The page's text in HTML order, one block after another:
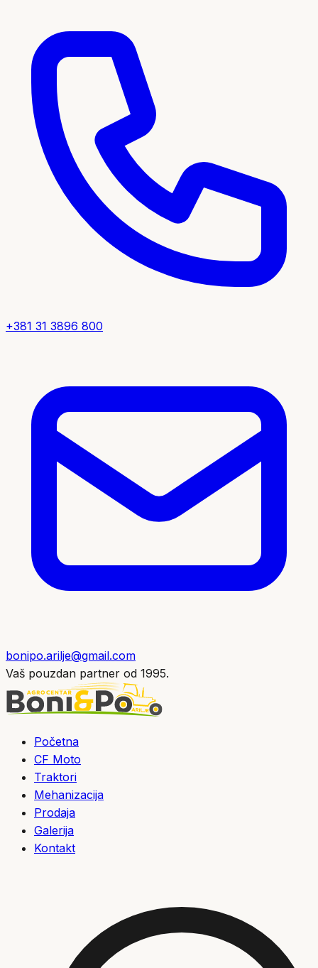
+381 31 3896 800
bonipo.arilje@gmail.com
Vaš pouzdan partner od 1995.
Početna
CF Moto
Traktori
Mehanizacija
Prodaja
Galerija
Kontakt